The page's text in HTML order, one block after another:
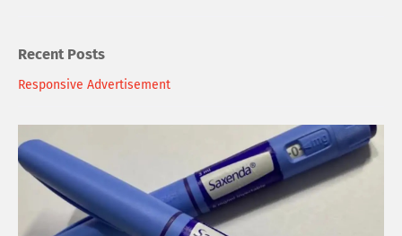
Recent Posts
Responsive Advertisement